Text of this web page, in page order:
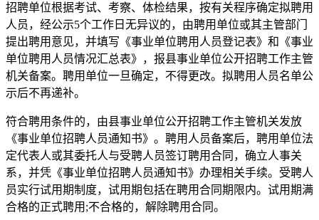
招聘单位根据考试、考察、体检结果，按有关程序确定拟聘用
人员，经公示5个工作日无异议的，由聘用单位或其主管部门
提出聘用意见，并填写《事业单位聘用人员登记表》和《事业
单位聘用人员情况汇总表》，报县事业单位公开招聘工作主管
机关备案。聘用单位一旦确定，不得更改。拟聘用人员名单公
示后不再递补。
符合聘用条件的，由县事业单位公开招聘工作主管机关发放
《事业单位招聘人员通知书》。聘用人员备案后，聘用单位法
定代表人或其委托人与受聘人员签订聘用合同，确立人事关
系，并凭《事业单位招聘人员通知书》办理相关手续。受聘人
员实行试用期制度，试用期包括在聘用合同期限内。试用期满
合格的正式聘用;不合格的，解除聘用合同。